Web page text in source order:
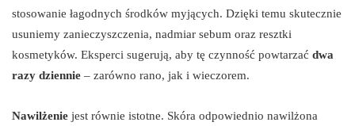
stosowanie łagodnych środków myjących. Dzięki temu skutecznie
usuniemy zanieczyszczenia, nadmiar sebum oraz resztki
kosmetyków. Eksperci sugerują, aby tę czynność powtarzać dwa
razy dziennie – zarówno rano, jak i wieczorem.
Nawilżenie jest równie istotne. Skóra odpowiednio nawilżona